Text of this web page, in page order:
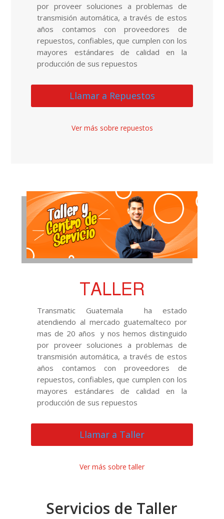
por proveer soluciones a problemas de
transmisión automática, a través de estos
años contamos con proveedores de
repuestos, confiables, que cumplen con los
mayores estándares de calidad en la
producción de sus repuestos
Llamar a Repuestos
Ver más sobre repuestos
TALLER
Transmatic Guatemala ha estado
atendiendo al mercado guatemalteco por
mas de 20 años y nos hemos distinguido
por proveer soluciones a problemas de
transmisión automática, a través de estos
años contamos con proveedores de
repuestos, confiables, que cumplen con los
mayores estándares de calidad en la
producción de sus repuestos
Llamar a Taller
Ver más sobre taller
Servicios de Taller